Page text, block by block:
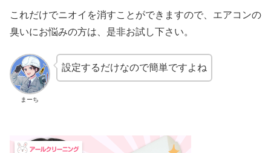
これだけでニオイを消すことができますので、エアコンの
臭いにお悩みの方は、是非お試し下さい。
まーち
設定するだけなので簡単ですよね